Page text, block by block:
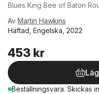
Blues King Bee of Baton
Av Martin Hawkins
Häftad, Engelska, 2022
453 kr
Beställningsvara. Skickas